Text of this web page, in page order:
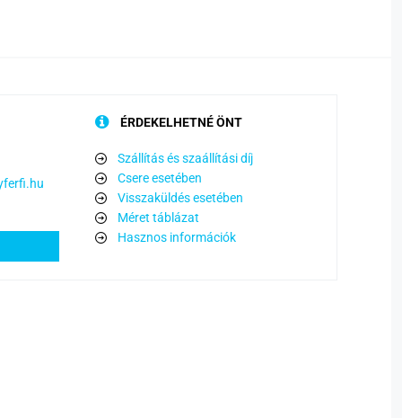
ÉRDEKELHETNÉ ÖNT
Szállítás és szaállítási díj
Csere esetében
Visszaküldés esetében
Méret táblázat
Hasznos információk